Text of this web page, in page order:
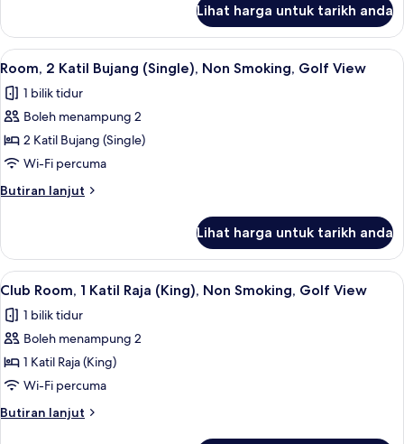
Non
Smoking,
Golf
View
1
Katil
Raja
Non
Smoking,
View
Lihat harga untuk tarikh anda
Lihat
semua
foto
untuk
Room,
2
Katil
Bujang
Non
Smoking,
Golf
View
Peti besi dalam bilik, meja, seterika/
5
Room, 2 Katil Bujang (Single), Non Smoking, Golf View
1 bilik tidur
Boleh menampung 2
2 Katil Bujang (Single)
Wi-Fi percuma
Butiran lanjut
Butiran
2
Katil
Bujang
Non
Smoking,
View
Lihat harga untuk tarikh anda
Lihat
semua
foto
untuk
Club
Room,
1
Katil
Peti besi dalam bilik, meja, seterika/
4
Club Room, 1 Katil Raja (King), Non Smoking, Golf View
1 bilik tidur
Boleh menampung 2
1 Katil Raja (King)
Wi-Fi percuma
Butiran lanjut
Butiran